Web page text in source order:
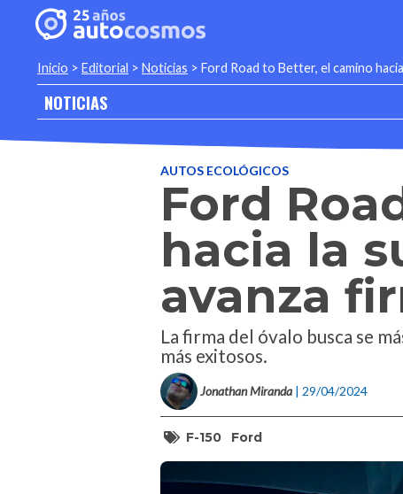
Inicio > Editorial > Noticias > Ford Road to Better, el camino
NOTICIAS
AUTOS ECOLÓGICOS
Ford
hacia la
avanza
La firma del óvalo busca se
más exitosos.
Jonathan Miranda | 29/04/2024
F-150 Ford